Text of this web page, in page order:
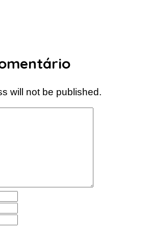
will not be published.